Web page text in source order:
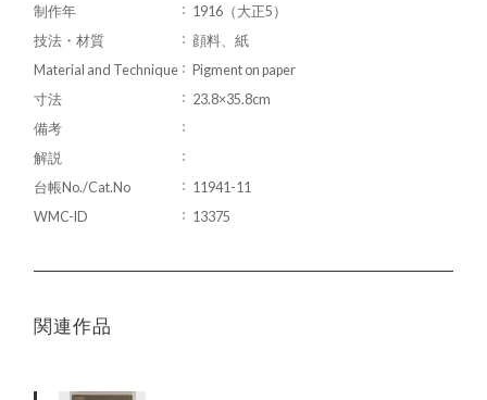
制作年
1916（大正5）
技法・材質
顔料、紙
Material and Technique
Pigment on paper
寸法
23.8×35.8cm
備考
解説
台帳No./Cat.No
11941-11
WMC-ID
13375
関連作品